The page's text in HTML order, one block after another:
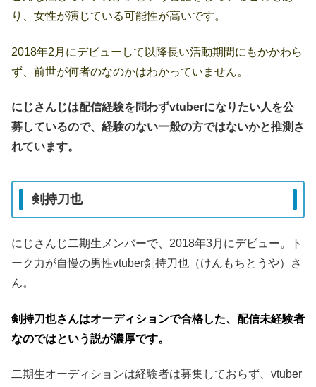
り、女性が演じている可能性が高いです。
2018年2月にデビューして以降長い活動期間にもかかわら
ず、前世が何者のなのかはわかっていません。
にじさんじは配信経験を問わずvtuberになりたい人を公
募しているので、経験のない一般の方ではないかと推測さ
れています。
剣持刀也
にじさんじ二期生メンバーで、2018年3月にデビュー。ト
ーク力が自慢の男性vtuber剣持刀也（けんもちとうや）さ
ん。
剣持刀也さんはオーディションで合格した、配信未経験者
なのではという説が濃厚です。
二期生オーディションは経験者は募集しておらず、vtuber